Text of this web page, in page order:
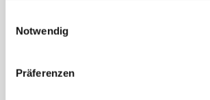
Notwendig
Präferenzen